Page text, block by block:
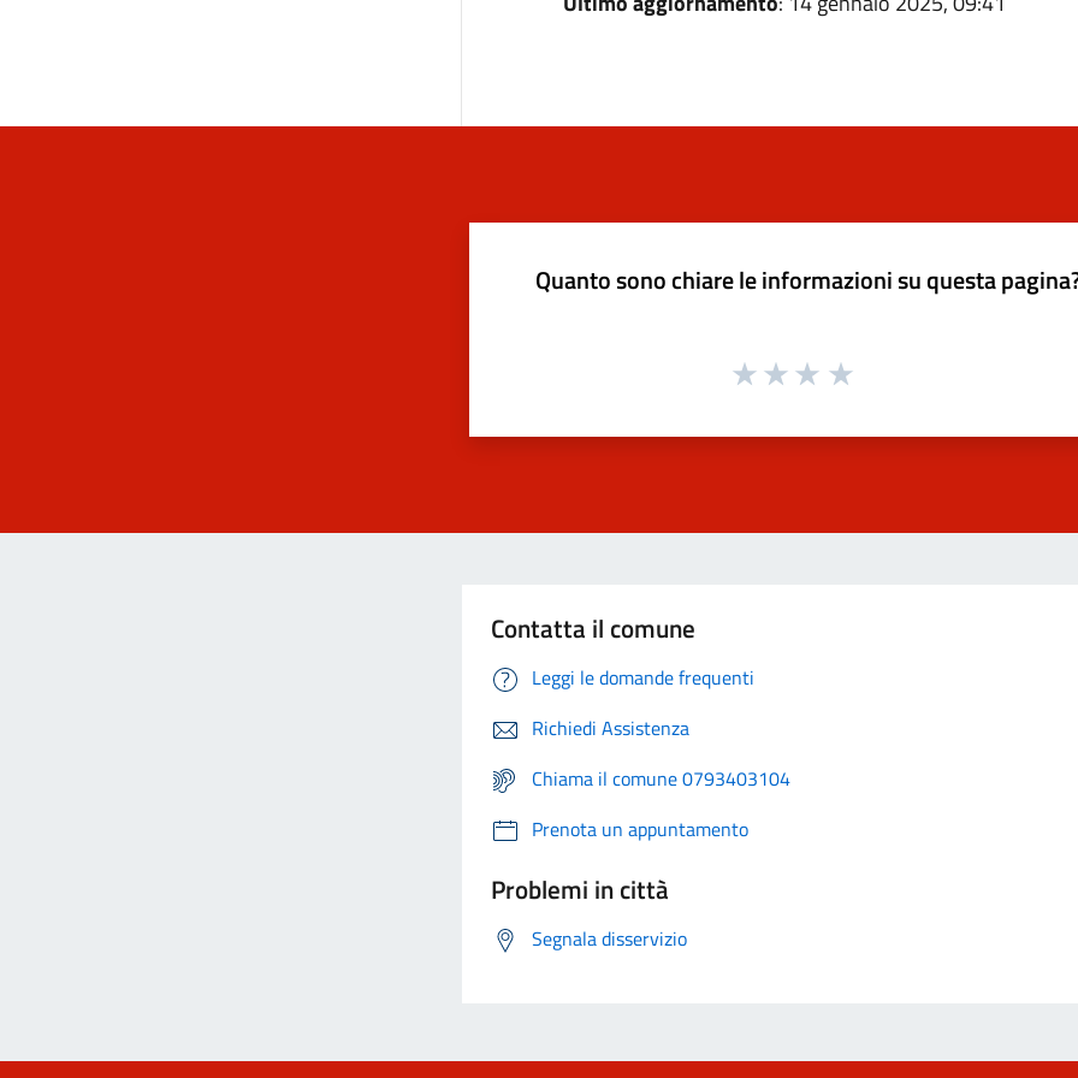
Quanto sono chiare le informazioni su questa
Contatta il comune
Leggi le domande frequenti
Richiedi Assistenza
Chiama il comune 0793403104
Prenota un appuntamento
Problemi in città
Segnala disservizio